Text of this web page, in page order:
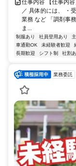
仕事内容 【仕事内
／ 具体的には、 ・
業務 など 「調剤事
ま...
制服あり 社員登用あり
車通勤OK
未経験者歓迎
長期歓迎
シフト制 社割
業務委託